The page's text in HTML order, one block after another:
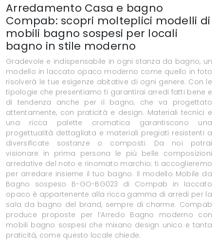
Arredamento Casa e bagno
Compab: scopri molteplici modelli di
mobili bagno sospesi per locali
bagno in stile moderno
Gradevole e indispensabile in ogni stanza da bagno, un
modello in laccato opaco moderno come quello in foto
risolverà le tue esigenze abitative di ogni genere. Con le
tipologie che presentiamo ti garantirai arredi fatti bene e
di tendenza anche per il bagno, che va progettato
attentamente, con praticità e design. Materiali tecnici e
una ricca palette cromatica garantiscono una
progettualità dettagliata e materiali pregiati resistenti a
diversificate sostanze o composti. Da noi potrai
visionare in prima persona le più belle composizioni
arredative del noto e rinomato marchio: ti accoglieremo
per arredare insieme il tuo bagno. Il modello Mobile da
Bagno sospeso B-GO-BG023 di Compab in laccato
opaco è appartenente alla ricca gamma di arredi per la
sala da bagno del brand, sempre di charme. Compab
produce proposte per l’Arredo Bagno moderno con
mobili bagno sospesi che mixano design unico e tanta
praticità, come questo locale chiede.